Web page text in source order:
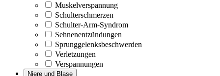
Muskelverspannung
Schulterschmerzen
Schulter-Arm-Syndrom
Sehnenentzündungen
Sprunggelenksbeschwerden
Verletzungen
Verspannungen
Niere und Blase